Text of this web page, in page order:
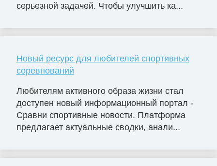
серьезной задачей. Чтобы улучшить ка...
Новый ресурс для любителей спортивных
соревнований
Любителям активного образа жизни стал
доступен новый информационный портал -
Сравни спортивные новости. Платформа
предлагает актуальные сводки, анали...